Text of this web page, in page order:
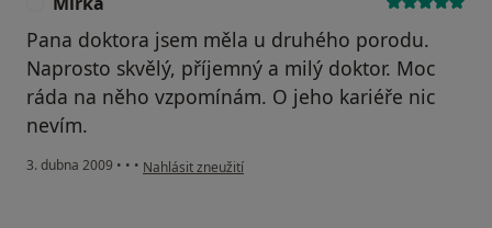
Pana doktora jsem měla u druhého porodu.
Naprosto skvělý, příjemný a milý doktor. Moc
ráda na něho vzpomínám. O jeho kariéře nic
nevím.
3. dubna 2009 • • • podle názoru uživatele Mirka
Nahlásit zneužití